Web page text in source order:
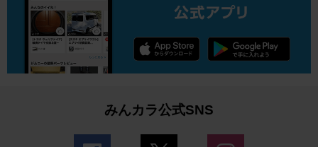
みんカラ公式SNS